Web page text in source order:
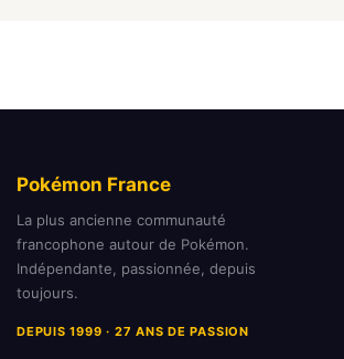
Pokémon France
La plus ancienne communauté
francophone autour de Pokémon.
Indépendante, passionnée, depuis
toujours.
DEPUIS 1999 · 27 ANS DE PASSION